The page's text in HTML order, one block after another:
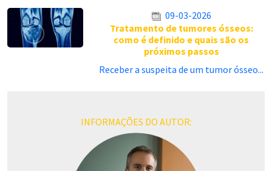
09-03-2026
Tratamento de tumores ósseos:
como é definido e quais são os
próximos passos
Receber a suspeita de um tumor ósseo...
INFORMAÇÕES DO AUTOR: